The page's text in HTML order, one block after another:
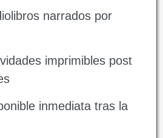
narrados por
imprimibles post
inmediata tras la